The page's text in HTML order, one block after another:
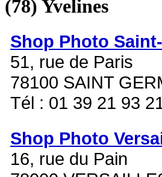
(78) Yvelines
Shop Photo
51, rue de Paris
78100 SAINT
Tél : 01 39 21 93
Shop Photo
16, rue du Pain